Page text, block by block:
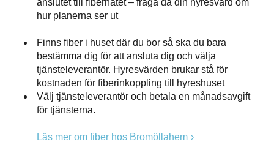
anslutet till fibernätet – fråga då din hyresvärd om
hur planerna ser ut
Finns fiber i huset där du bor så ska du bara
bestämma dig för att ansluta dig och välja
tjänsteleverantör. Hyresvärden brukar stå för
kostnaden för fiberinkoppling till hyreshuset
Välj tjänsteleverantör och betala en månadsavgift
för tjänsterna.
Läs mer om fiber hos Bromöllahem